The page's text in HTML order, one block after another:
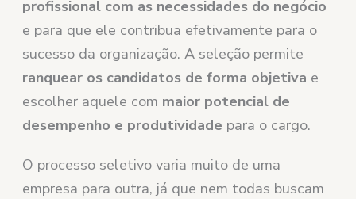
profissional com as necessidades do negócio
e para que ele contribua efetivamente para o
sucesso da organização. A seleção permite
ranquear os candidatos de forma objetiva e
escolher aquele com maior potencial de
desempenho e produtividade para o cargo.
O processo seletivo varia muito de uma
empresa para outra, já que nem todas buscam